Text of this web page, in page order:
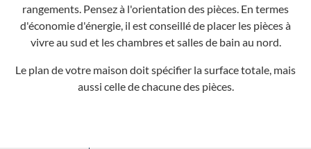
rangements. Pensez à l'orientation des pièces. En termes
d'économie d'énergie, il est conseillé de placer les pièces à
vivre au sud et les chambres et salles de bain au nord.
Le plan de votre maison doit spécifier la surface totale, mais
aussi celle de chacune des pièces.